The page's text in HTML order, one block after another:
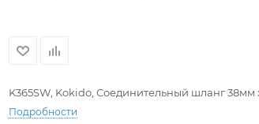
K365SW, Kokido, Соединительный шланг 38мм
Подробности